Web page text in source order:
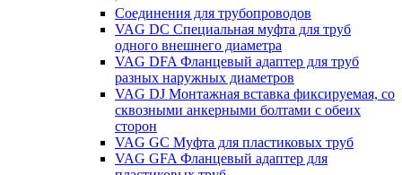
Соединения для трубопроводов
VAG DC Специальная муфта для труб
одного внешнего диаметра
VAG DFA Фланцевый адаптер для труб
разных наружных диаметров
VAG DJ Монтажная вставка фиксируемая, со
сквозными анкерными болтами с обеих
сторон
VAG GC Муфта для пластиковых труб
VAG GFA Фланцевый адаптер для